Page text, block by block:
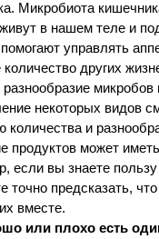
Микробиота
в нашем теле и
управлять
количество других
некоторых видов
количества и
продуктов может
если вы знаете
точно предсказать,
вместе.
или плохо есть